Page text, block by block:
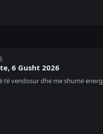
6 Gusht 2026
të vendosur dhe me shumë